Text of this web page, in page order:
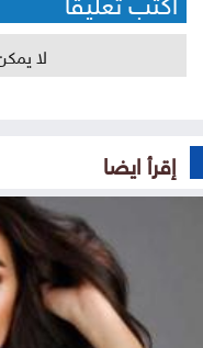
لا
إقرأ ايضا